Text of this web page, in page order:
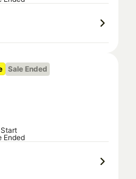
Sale Ended
Ended